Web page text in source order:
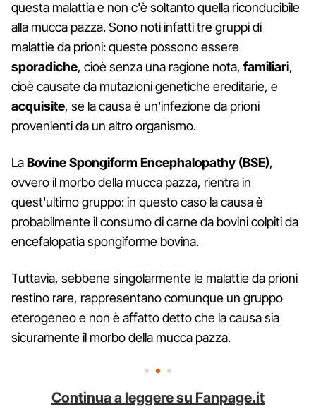
questa malattia e non c'è soltanto quella riconducibile
alla mucca pazza. Sono noti infatti tre gruppi di
malattie da prioni: queste possono essere
sporadiche, cioè senza una ragione nota, familiari,
cioè causate da mutazioni genetiche ereditarie, e
acquisite, se la causa è un'infezione da prioni
provenienti da un altro organismo.
LaBovine Spongiform Encephalopathy (BSE),
ovvero il morbo della mucca pazza, rientra in
quest'ultimo gruppo: in questo caso la causa è
probabilmente il consumo di carne da bovini colpiti da
encefalopatia spongiforme bovina.
Tuttavia, sebbene singolarmente le malattie da prioni
restino rare, rappresentano comunque un gruppo
eterogeneo e non è affatto detto che la causa sia
sicuramente il morbo della mucca pazza.
Continua a leggere su Fanpage.it